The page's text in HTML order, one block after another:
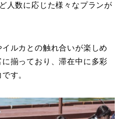
人数に応じた様々なプランが
ルカとの触れ合いが楽しめ
揃っており、滞在中に多彩
す。